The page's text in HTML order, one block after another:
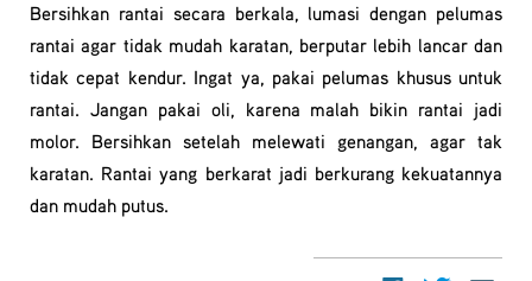
Bersihkan rantai secara berkala, lumasi dengan pelumas
rantai agar tidak mudah karatan, berputar lebih lancar dan
tidak cepat kendur. Ingat ya, pakai pelumas khusus untuk
rantai. Jangan pakai oli, karena malah bikin rantai jadi
molor. Bersihkan setelah melewati genangan, agar tak
karatan. Rantai yang berkarat jadi berkurang kekuatannya
dan mudah putus.